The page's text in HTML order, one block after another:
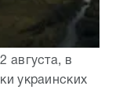
августа, в
украинских